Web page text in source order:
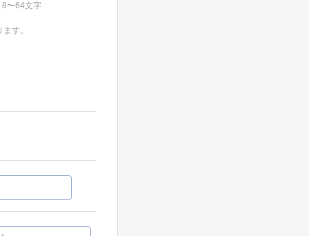
〜64文字
す。